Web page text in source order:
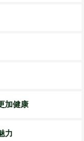
加健康
力